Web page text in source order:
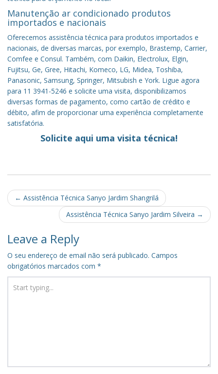
Manutenção ar condicionado produtos
importados e nacionais
Oferecemos assistência técnica para produtos importados e
nacionais, de diversas marcas, por exemplo, Brastemp, Carrier,
Comfee e Consul. Também, com Daikin, Electrolux, Elgin,
Fujitsu, Ge, Gree, Hitachi, Komeco, LG, Midea, Toshiba,
Panasonic, Samsung, Springer, Mitsubish e York. Ligue agora
para 11 3941-5246 e solicite uma visita, disponibilizamos
diversas formas de pagamento, como cartão de crédito e
débito, afim de proporcionar uma experiência completamente
satisfatória.
Solicite aqui uma visita técnica!
Post
navigation
← Assistência Técnica Sanyo Jardim Shangrilá
Assistência Técnica Sanyo Jardim Silveira →
Leave a Reply
O seu endereço de email não será publicado. Campos
obrigatórios marcados com *